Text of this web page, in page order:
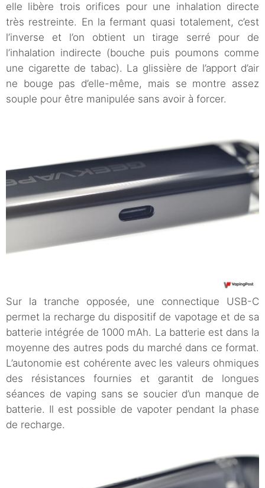
elle libère trois orifices pour une inhalation directe
très restreinte. En la fermant quasi totalement, c’est
l’inverse et l’on obtient un tirage serré pour de
l’inhalation indirecte (bouche puis poumons comme
une cigarette de tabac). La glissière de l’apport d’air
ne bouge pas d’elle-même, mais se montre assez
souple pour être manipulée sans avoir à forcer.
Sur la tranche opposée, une connectique USB-C
permet la recharge du dispositif de vapotage et de sa
batterie intégrée de 1000 mAh. La batterie est dans la
moyenne des autres pods du marché dans ce format.
L’autonomie est cohérente avec les valeurs ohmiques
des résistances fournies et garantit de longues
séances de vaping sans se soucier d’un manque de
batterie. Il est possible de vapoter pendant la phase
de recharge.